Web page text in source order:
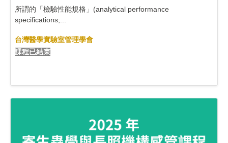
所謂的「檢驗性能規格」(analytical performance
specifications;...
台灣醫學實驗室管理學會
課程已結束